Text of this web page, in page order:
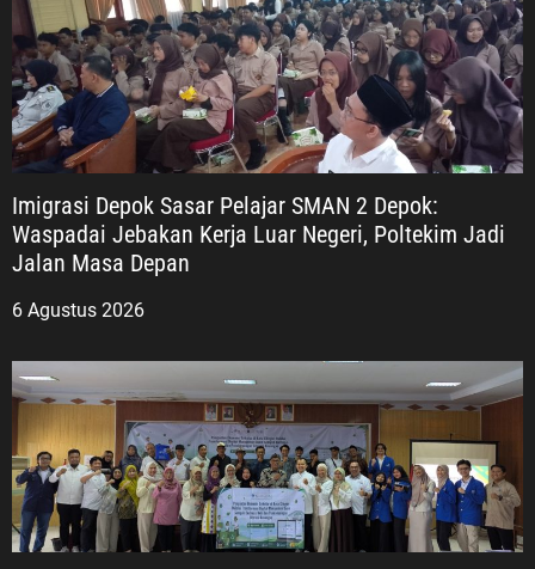
Imigrasi Depok Sasar Pelajar SMAN 2 Depok:
Waspadai Jebakan Kerja Luar Negeri, Poltekim Jadi
6 Agustus 2026